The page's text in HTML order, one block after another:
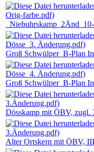
Groß Schwülper_B-Plan
Groß Schwülper_B-Plan
Dösskamp mit ÖBV,
Alter Ortskern mit ÖBV,